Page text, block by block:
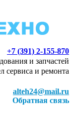
+7 (391) 2-155-870
и запчастей
сервиса и ремонта
alteh24@mail.ru
Обратная связь